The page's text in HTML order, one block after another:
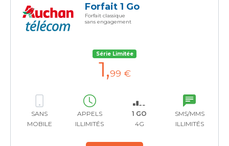
Forfait 1 Go
Forfait classique
sans engagement
Série Limitée
1,99 €
SANS
MOBILE
APPELS
ILLIMITÉS
1 GO
4G
SMS/MMS
ILLIMITÉS